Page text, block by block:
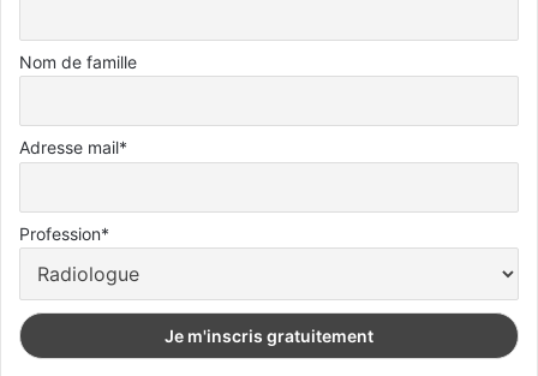
Nom de famille
Adresse mail*
Profession*